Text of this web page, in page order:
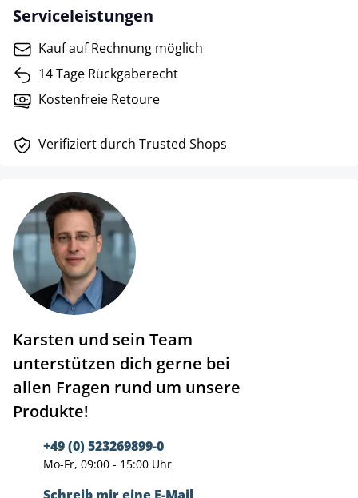
Serviceleistungen
Kauf auf Rechnung möglich
14 Tage Rückgaberecht
Kostenfreie Retoure
Verifiziert durch Trusted Shops
Karsten und sein Team
unterstützen dich gerne bei
allen Fragen rund um unsere
Produkte!
+49 (0) 523269899-0
Mo-Fr, 09:00 - 15:00 Uhr